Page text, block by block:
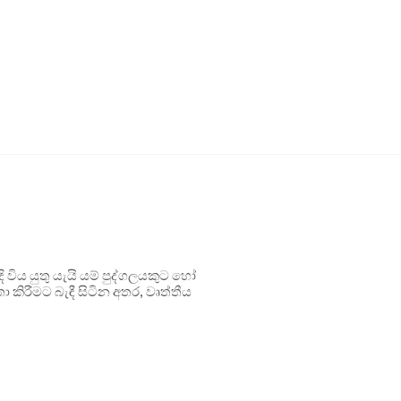
යුතු යැයි යම් පුද්ගලයකුට හෝ
කිරීමට බැඳී සිටින අතර, වෘත්තීය